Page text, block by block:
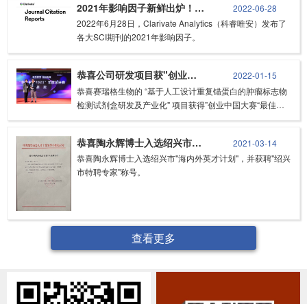
2021年影响因子新鲜出炉！国刊崛起！
2022-06-28
2022年6月28日，Clarivate Analytics（科睿唯安）发布了
各大SCI期刊的2021年影响因子。
恭喜公司研发项目获"创业中国大赛"最佳创新奖
2022-01-15
恭喜赛瑞格生物的 “基于人工设计重复锚蛋白的肿瘤标志物
检测试剂盒研发及产业化" 项目获得”创业中国大赛“最佳创
新奖。
恭喜陶永辉博士入选绍兴市“海内外英才计划”
2021-03-14
恭喜陶永辉博士入选绍兴市"海内外英才计划"，并获聘"绍兴
市特聘专家"称号。
查看更多